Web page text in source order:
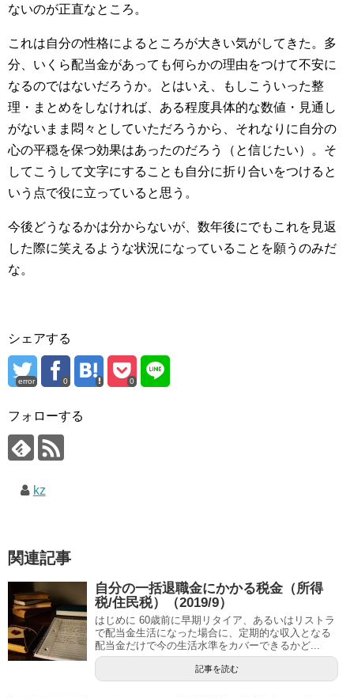
ないのが正直なところ。
これは自分の性格によるところが大きい気がしてきた。多
分、いくら配当金があっても何らかの理由をつけて不安に
なるのではないだろうか。とはいえ、もしこういった整
理・まとめをしなければ、ある程度具体的な数値・見通し
がないまま悶々としていただろうから、それなりに自分の
心の平穏を保つ効果はあったのだろう（と信じたい）。そ
してこうして文字にすることも自分に折り合いをつけると
いう点で役に立っていると思う。
今後どうなるかは分からないが、数年後にでもこれを見返
した際に笑えるような状況になっていることを願うのみだ
な。
シェアする
error 0 0
フォローする
kz
関連記事
自分の一括退職金にかかる税金（所得
税/住民税）（2019/9）
はじめに 60歳前に早期リタイア、あるいはリストラ
で配当金生活になった場合に、定期的な収入となる
配当金だけで今の生活水準をカバーできるかど...
記事を読む